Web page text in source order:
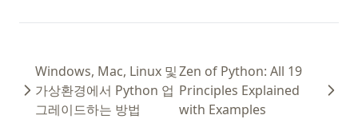
Windows, Mac, Linux 및
가상환경에서 Python 업
그레이드하는 방법
Zen of Python: All 19
Principles Explained
with Examples